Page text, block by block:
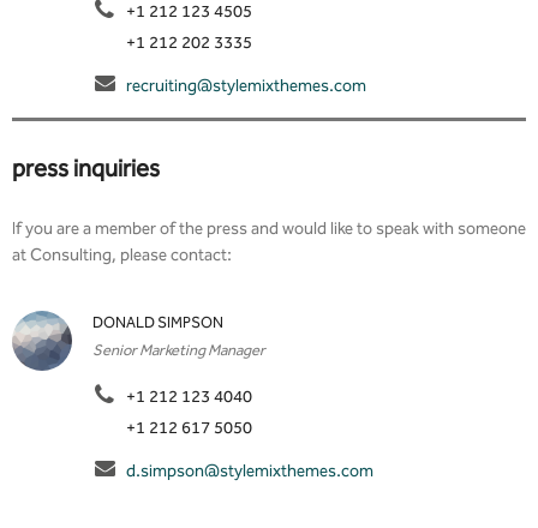
+1 212 123 4505
+1 212 202 3335
recruiting@stylemixthemes.com
press inquiries
If you are a member of the press and would like to speak with someone
at Consulting, please contact:
DONALD SIMPSON
Senior Marketing Manager
+1 212 123 4040
+1 212 617 5050
d.simpson@stylemixthemes.com